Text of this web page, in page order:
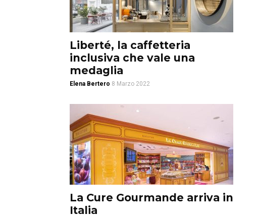
Liberté, la caffetteria
inclusiva che vale una
medaglia
Elena Bertero 8 Marzo 2022
La Cure Gourmande arriva in
Italia